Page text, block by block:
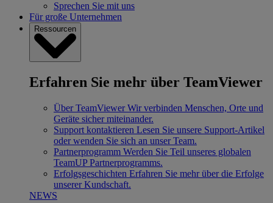
Sprechen Sie mit uns
Für große Unternehmen
Ressourcen
Erfahren Sie mehr über TeamViewer
Über TeamViewer Wir verbinden Menschen, Orte und
Geräte sicher miteinander.
Support kontaktieren Lesen Sie unsere Support-Artikel
oder wenden Sie sich an unser Team.
Partnerprogramm Werden Sie Teil unseres globalen
TeamUP Partnerprogramms.
Erfolgsgeschichten Erfahren Sie mehr über die Erfolge
unserer Kundschaft.
NEWS